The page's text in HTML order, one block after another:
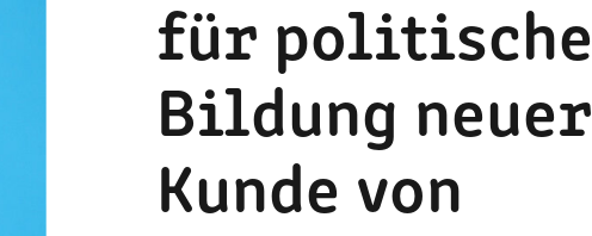
für politische
Bildung neuer
Kunde von